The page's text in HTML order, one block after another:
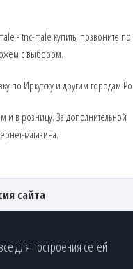
- tnc-male купить, позвоните по
с выбором.
по Иркутску и другим городам
и в розницу. За дополнительной
магазина.
сайта
для построения сетей